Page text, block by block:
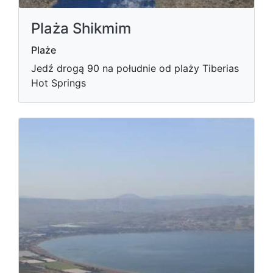
Plaża Shikmim
Plaże
Jedź drogą 90 na południe od plaży Tiberias
Hot Springs